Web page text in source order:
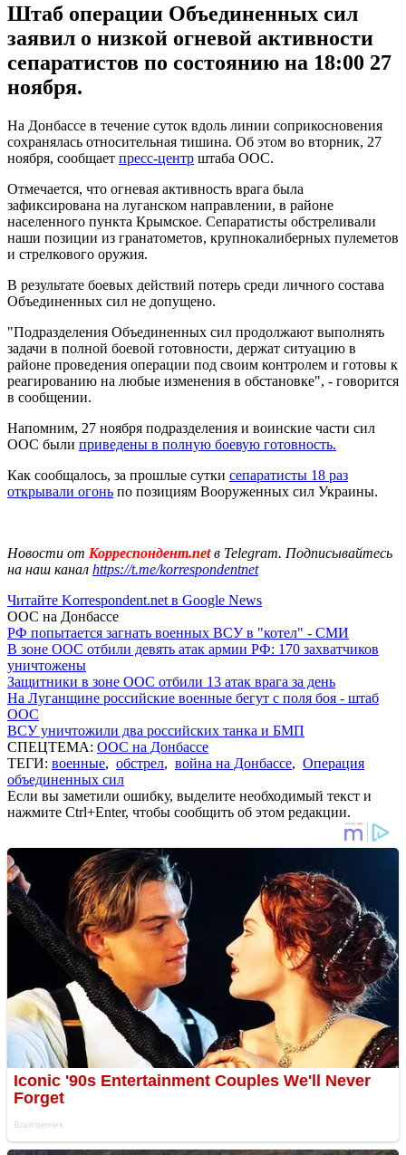
Штаб операции Объединенных сил
заявил о низкой огневой активности
сепаратистов по состоянию на 18:00 27
ноября.
На Донбассе в течение суток вдоль линии соприкосновения
сохранялась относительная тишина. Об этом во вторник, 27
ноября, сообщает пресс-центр штаба ООС.
Отмечается, что огневая активность врага была
зафиксирована на луганском направлении, в районе
населенного пункта Крымское. Сепаратисты обстреливали
наши позиции из гранатометов, крупнокалиберных пулеметов
и стрелкового оружия.
В результате боевых действий потерь среди личного состава
Объединенных сил не допущено.
"Подразделения Объединенных сил продолжают выполнять
задачи в полной боевой готовности, держат ситуацию в
районе проведения операции под своим контролем и готовы к
реагированию на любые изменения в обстановке", - говорится
в сообщении.
Напомним, 27 ноября подразделения и воинские части сил
ООС были приведены в полную боевую готовность.
Как сообщалось, за прошлые сутки сепаратисты 18 раз
открывали огонь по позициям Вооруженных сил Украины.
Новости от Корреспондент.netв Telegram. Подписывайтесь
на наш канал https://t.me/korrespondentnet
Читайте Korrespondent.net в Google News
ООС на Донбассе
РФ попытается загнать военных ВСУ в "котел" - СМИ
В зоне ООС отбили девять атак армии РФ: 170 захватчиков
уничтожены
Защитники в зоне ООС отбили 13 атак врага за день
На Луганщине российские военные бегут с поля боя - штаб
ООС
ВСУ уничтожили два российских танка и БМП
СПЕЦТЕМА: ООС на Донбассе
ТЕГИ: военные, обстрел, война на Донбассе, Операция
объединенных сил
Если вы заметили ошибку, выделите необходимый текст и
нажмите Ctrl+Enter, чтобы сообщить об этом редакции.